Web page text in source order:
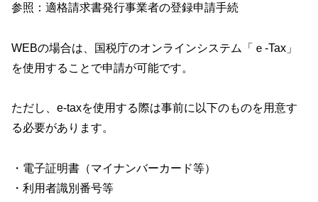
参照： 適格請求書発行事業者の登録申請手続
WEBの場合は、国税庁のオンラインシステム「ｅ-Tax」
を使用することで申請が可能です。
ただし、e-taxを使用する際は事前に以下のものを用意す
る必要があります。
・電子証明書（マイナンバーカード等）
・利用者識別番号等